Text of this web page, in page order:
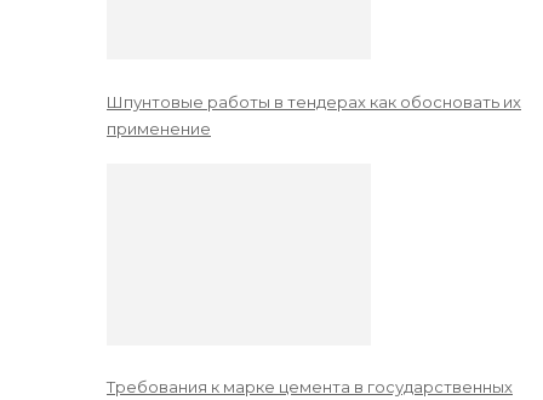
Шпунтовые работы в тендерах как обосновать их
применение
Требования к марке цемента в государственных